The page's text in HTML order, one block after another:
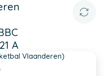
A
Vlaanderen)